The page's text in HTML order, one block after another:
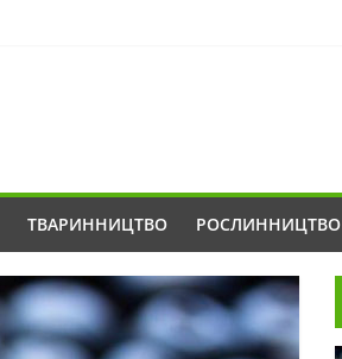
ТВАРИННИЦТВО РОСЛИННИЦТВО